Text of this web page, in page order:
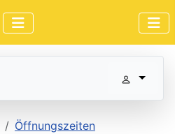
Öffnungszeiten